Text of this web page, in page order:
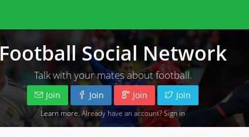
Football Social Network
Talk with your mates about football.
Join Join Join Join
Learn more . Already have an account?Sign in